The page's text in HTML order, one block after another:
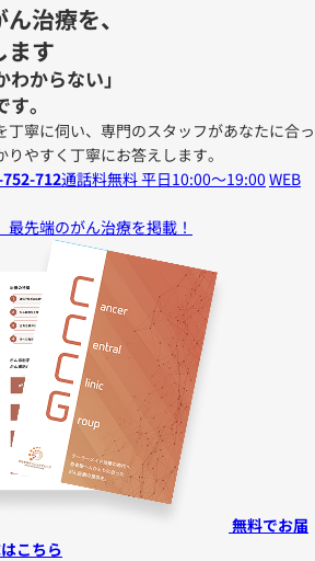
治療を、
ます
わからない」
。
丁寧に伺い、専門のスタッフがあなたに合っ
やすく丁寧にお答えします。
712通話料無料 平日10:00～19:00WEB
最先端のがん治療を掲載！
無料でお届
こちら